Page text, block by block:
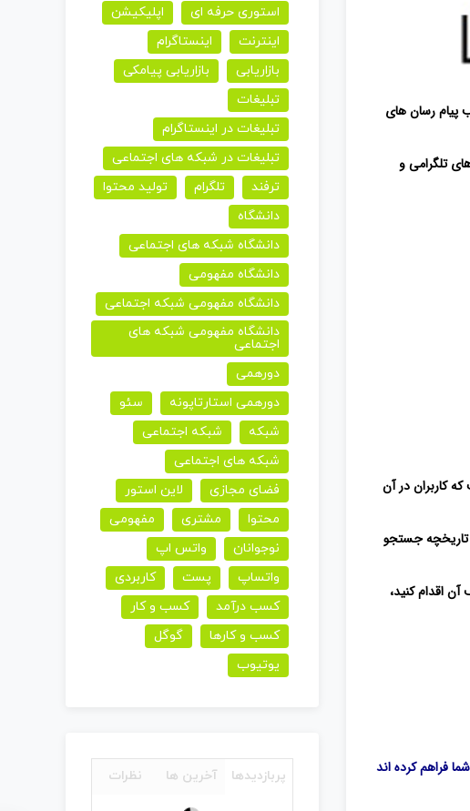
پیام‌ رسان ‌های
تلگرامی و
کاربران در آن
تاریخچه جستجو
اقدام کنید،
فراهم کرده اند
استوری حرفه ای
اپلیکیشن
اینترنت
اینستاگرام
بازاریابی
بازاریابی پیامکی
تبلیغات
تبلیغات در اینستاگرام
تبلیغات در شبکه های اجتماعی
ترفند
تلگرام
تولید محتوا
دانشگاه
دانشگاه شبکه های اجتماعی
دانشگاه مفهومی
دانشگاه مفهومی شبکه اجتماعی
دانشگاه مفهومی شبکه های
اجتماعی
دورهمی
دورهمی استارتاپونه
سئو
شبکه
شبکه اجتماعی
شبکه های اجتماعی
فضای مجازی
لاین استور
محتوا
مشتری
مفهومی
نوجوانان
واتس اپ
واتساپ
پست
کاربردی
کسب درآمد
کسب و کار
کسب و کارها
گوگل
یوتیوب
پربازدیدها آخرین ها نظرات